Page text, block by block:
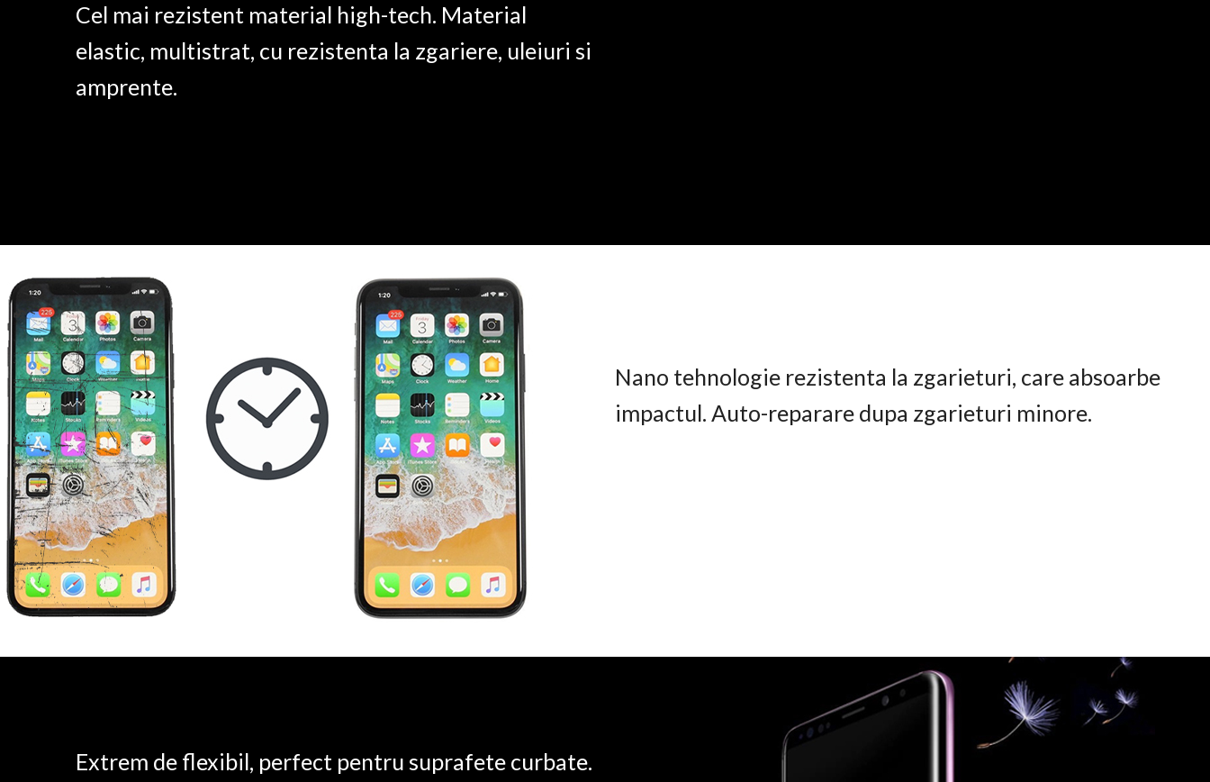
Cel mai rezistent material high-tech. Material
elastic, multistrat, cu rezistenta la zgariere, uleiuri si
amprente.
Nano tehnologie rezistenta la zgarieturi, care absoarbe
impactul. Auto-reparare dupa zgarieturi minore.
Extrem de flexibil, perfect pentru suprafete curbate.